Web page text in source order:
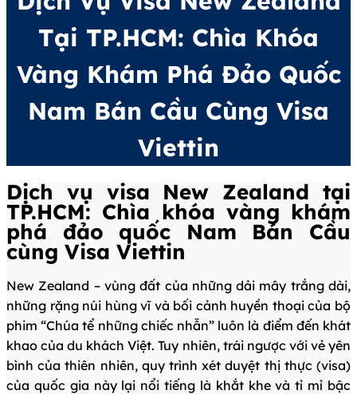
Tại TP.HCM: Chìa Khóa
Vàng Khám Phá Đảo Quốc
Nam Bán Cầu Cùng Visa
Viettin
Dịch vụ visa New Zealand tại
TP.HCM: Chìa khóa vàng khám
phá đảo quốc Nam Bán Cầu
cùng Visa Viettin
New Zealand – vùng đất của những dải mây trắng dài,
những rặng núi hùng vĩ và bối cảnh huyền thoại của bộ
phim “Chúa tể những chiếc nhẫn” luôn là điểm đến khát
khao của du khách Việt. Tuy nhiên, trái ngược với vẻ yên
bình của thiên nhiên, quy trình xét duyệt thị thực (visa)
của quốc gia này lại nổi tiếng là khắt khe và tỉ mỉ bậc